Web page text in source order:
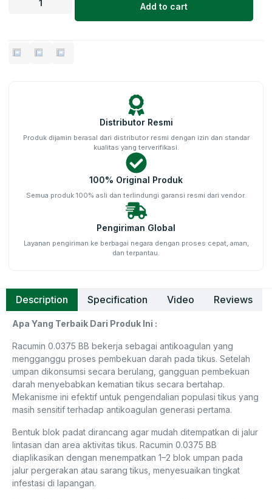
Add to cart
Distributor Resmi
Produk dijamin berasal dari distributor resmi dengan izin dan standar
kualitas yang terverifikasi.
100% Original Produk
Semua produk 100% asli dan terlindungi garansi resmi dari vendor.
Pengiriman Global
Layanan pengiriman ke berbagai negara dengan proses cepat, aman,
dan terpantau.
Description Specification Video Reviews
Apa Yang Terbaik Dari Produk Ini :
Racumin 0.0375 BB bekerja sebagai antikoagulan yang
mengganggu proses pembekuan darah pada tikus. Setelah
umpan dikonsumsi secara berulang, gangguan pembekuan
darah menyebabkan kematian tikus secara bertahap.
Mekanisme ini efektif untuk pengendalian populasi tikus yang
masih sensitif terhadap antikoagulan generasi pertama.
Bentuk blok padat dirancang agar mudah ditempatkan di jalur
lintasan dan area aktivitas tikus. Racumin 0.0375 BB
diaplikasikan dengan menempatkan 1–2 blok umpan pada
jalur pergerakan atau sarang tikus, menyesuaikan tingkat
infestasi di lapangan.